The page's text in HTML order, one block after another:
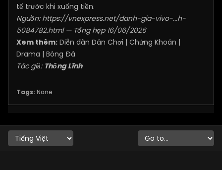
tế trước khi xuống tiền.
Nguồn: https://vnexpress.net/danh-gia-vivo-...h-
5084782.html— Tổng hợp 16/06/2026
Xem thêm: Diễn đàn Dân Chơi | Chứng Khoán |
Drama | Bóng Đá
Tác giả: Thống Lĩnh
Tags: None